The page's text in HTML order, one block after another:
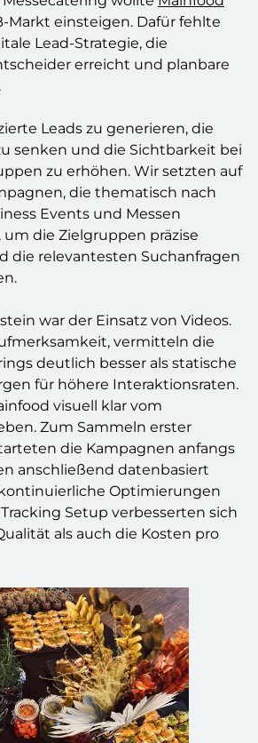
Markt einsteigen. Dafür fehlte
Lead-Strategie, die
erreicht und planbare
Leads zu generieren, die
senken und die Sichtbarkeit bei
zu erhöhen. Wir setzten auf
die thematisch nach
Events und Messen
die Zielgruppen präzise
die relevantesten Suchanfragen
war der Einsatz von Videos.
vermitteln die
deutlich besser als statische
für höhere Interaktionsraten.
visuell klar vom
Zum Sammeln erster
die Kampagnen anfangs
anschließend datenbasiert
Optimierungen
Setup verbesserten sich
als auch die Kosten pro